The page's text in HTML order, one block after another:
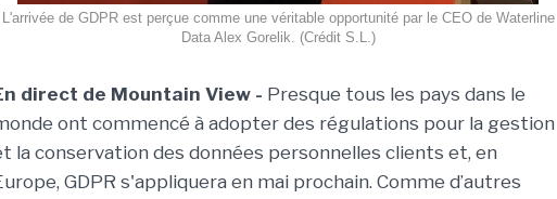
L'arrivée de GDPR est perçue comme une véritable opportunité par le CEO de Waterline
Data Alex Gorelik. (Crédit S.L.)
direct de Mountain View - Presque tous les pays dans le
ont commencé à adopter des régulations pour la gestion
la conservation des données personnelles clients et, en
GDPR s'appliquera en mai prochain. Comme d’autres